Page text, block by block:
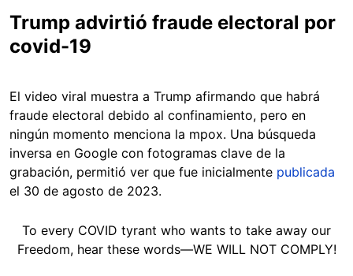
Trump advirtió fraude electoral por
covid-19
El video viral muestra a Trump afirmando que habrá
fraude electoral debido al confinamiento, pero en
ningún momento menciona la mpox. Una búsqueda
inversa en Google con fotogramas clave de la
grabación, permitió ver que fue inicialmente publicada
el 30 de agosto de 2023.
To every COVID tyrant who wants to take away our
Freedom, hear these words—WE WILL NOT COMPLY!